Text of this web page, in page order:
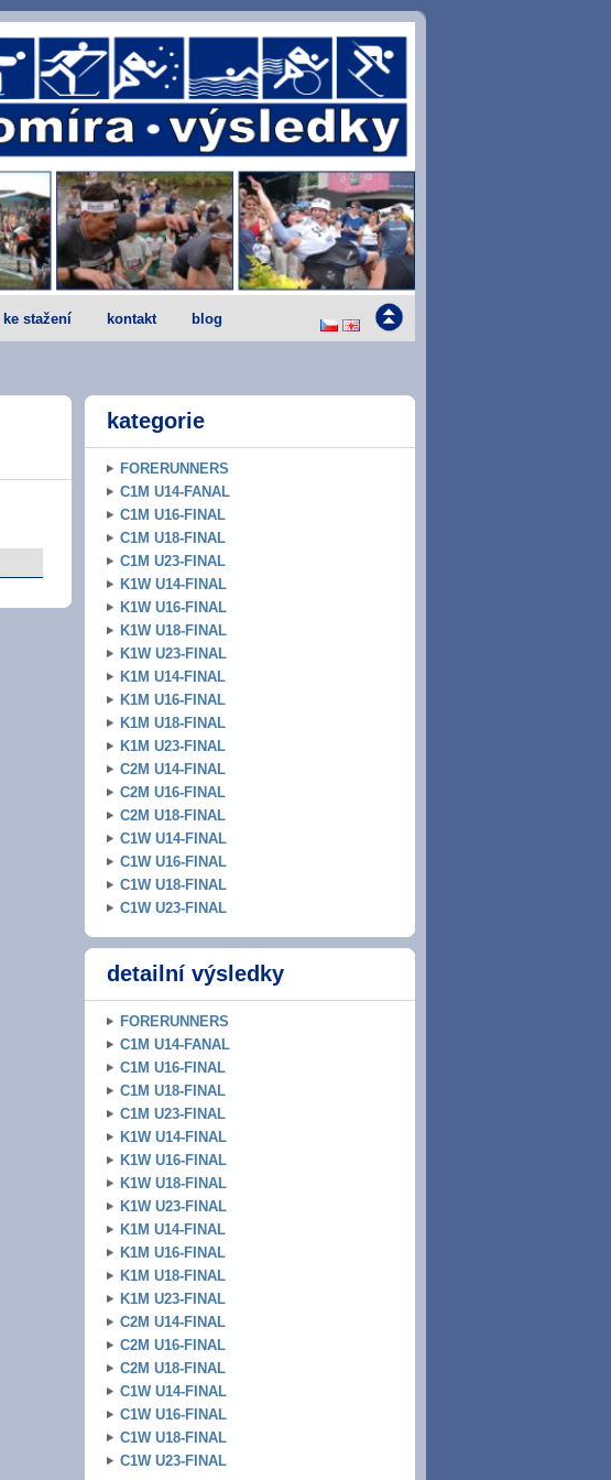
ke stažení kontakt blog
kategorie
FORERUNNERS
C1M U14-FANAL
C1M U16-FINAL
C1M U18-FINAL
C1M U23-FINAL
K1W U14-FINAL
K1W U16-FINAL
K1W U18-FINAL
K1W U23-FINAL
K1M U14-FINAL
K1M U16-FINAL
K1M U18-FINAL
K1M U23-FINAL
C2M U14-FINAL
C2M U16-FINAL
C2M U18-FINAL
C1W U14-FINAL
C1W U16-FINAL
C1W U18-FINAL
C1W U23-FINAL
detailní výsledky
FORERUNNERS
C1M U14-FANAL
C1M U16-FINAL
C1M U18-FINAL
C1M U23-FINAL
K1W U14-FINAL
K1W U16-FINAL
K1W U18-FINAL
K1W U23-FINAL
K1M U14-FINAL
K1M U16-FINAL
K1M U18-FINAL
K1M U23-FINAL
C2M U14-FINAL
C2M U16-FINAL
C2M U18-FINAL
C1W U14-FINAL
C1W U16-FINAL
C1W U18-FINAL
C1W U23-FINAL